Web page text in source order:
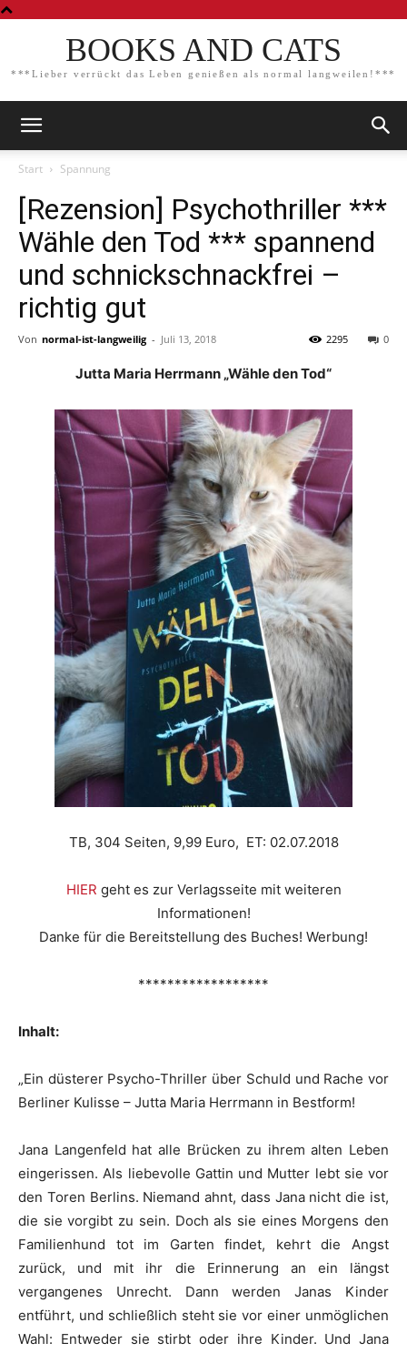
BOOKS AND CATS
***Lieber verrückt das Leben genießen als normal langweilen!***
Start Spannung
[Rezension] Psychothriller ***
Wähle den Tod *** spannend
und schnickschnackfrei –
richtig gut
Von normal-ist-langweilig - Juli 13, 2018 0
2295
Jutta Maria Herrmann „Wähle den Tod“
TB, 304 Seiten, 9,99 Euro, ET: 02.07.2018
HIER geht es zur Verlagsseite mit weiteren
Informationen!
Danke für die Bereitstellung des Buches! Werbung!
******************
Inhalt:
„Ein düsterer Psycho-Thriller über Schuld und Rache vor
Berliner Kulisse – Jutta Maria Herrmann in Bestform!
Jana Langenfeld hat alle Brücken zu ihrem alten Leben
eingerissen. Als liebevolle Gattin und Mutter lebt sie vor
den Toren Berlins. Niemand ahnt, dass Jana nicht die ist,
die sie vorgibt zu sein. Doch als sie eines Morgens den
Familienhund tot im Garten findet, kehrt die Angst
zurück, und mit ihr die Erinnerung an ein längst
vergangenes Unrecht. Dann werden Janas Kinder
entführt, und schließlich steht sie vor einer unmöglichen
Wahl: Entweder sie stirbt oder ihre Kinder. Und Jana